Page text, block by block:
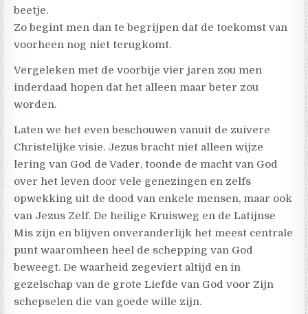
beetje.
Zo begint men dan te begrijpen dat de toekomst van
voorheen nog niet terugkomt.
Vergeleken met de voorbije vier jaren zou men
inderdaad hopen dat het alleen maar beter zou
worden.
Laten we het even beschouwen vanuit de zuivere
Christelijke visie. Jezus bracht niet alleen wijze
lering van God de Vader, toonde de macht van God
over het leven door vele genezingen en zelfs
opwekking uit de dood van enkele mensen, maar ook
van Jezus Zelf. De heilige Kruisweg en de Latijnse
Mis zijn en blijven onveranderlijk het meest centrale
punt waaromheen heel de schepping van God
beweegt. De waarheid zegeviert altijd en in
gezelschap van de grote Liefde van God voor Zijn
schepselen die van goede wille zijn.